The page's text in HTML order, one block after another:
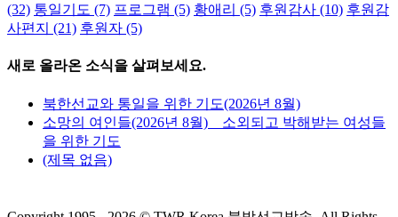
(32) 통일기도 (7) 프로그램 (5) 황애리 (5) 후원감사 (10) 후원감
사편지 (21) 후원자 (5)
새로 올라온 소식을 살펴보세요.
북한선교와 통일을 위한 기도(2026년 8월)
소망의 여인들(2026년 8월) _ 소외되고 박해받는 여성들
을 위한 기도
(제목 없음)